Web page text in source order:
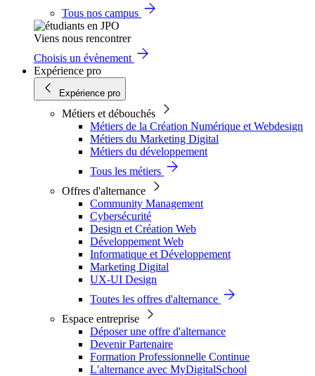
Tous nos campus
Viens nous rencontrer
Choisis un évènement
Expérience pro
Expérience pro
Métiers et débouchés
Métiers de la Création Numérique et Webdesign
Métiers du Marketing Digital
Métiers du développement
Tous les métiers
Offres d'alternance
Community Management
Cybersécurité
Design et Création Web
Développement Web
Informatique et Développement
Marketing Digital
UX-UI Design
Toutes les offres d'alternance
Espace entreprise
Déposer une offre d'alternance
Devenir Partenaire
Formation Professionnelle Continue
L'alternance avec MyDigitalSchool